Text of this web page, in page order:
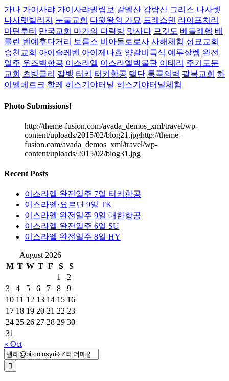
가나 가이사랴 가이사랴빌립보 갈멜산 감람산 그리스 나사렛
나사렛빌리지
눈물교회 다윗왕의 가묘 드레스덴 라이프치리
마틴루터 만국교회 마가의 다락방 맛사다 므깃도 베들레헴 베
를린 벤예후다거리 보름스 비아돌로로사 사해체험 성묘교회
승천교회 아이슬레벤 아이제나흐 양갈비특식 예루살렘 완전
일주 우즈벡항공 이스라엘 이스라엘박물관 이태리 주기도문
교회 츠빙글리 칼뱅 터키 터키항공 텔단 통곡의벽 팔복교회 하
이델베르크 할레 히스기야터널 히스기야터널체험
Photo Submissions!
http://theme-fusion.com/avada_demos_xml/travel/wp-
content/uploads/2015/02/blog21.jpghttp://theme-
fusion.com/avada_demos_xml/travel/wp-
content/uploads/2015/02/blog31.jpg
Recent Posts
이스라엘 완전일주 7일 터키항공
이스라엘·요르단 9일 TK
이스라엘 완전일주 9일 대한항공
이스라엘 완전일주 6일 SU
이스라엘 완전일주 8일 HY
August 2026
M T W T F S
S
1
2
3
4 5 6 7 8
9
10 11 12 13 14 15 16
17 18 19 20 21 22 23
24 25 26 27 28 29 30
31
« Oct
Search
for: